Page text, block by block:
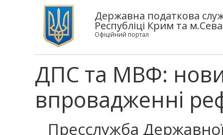
Державна податкова
Республіці Крим та
Офіційний портал
ДПС та МВФ:
впровадженні
Пресслужба